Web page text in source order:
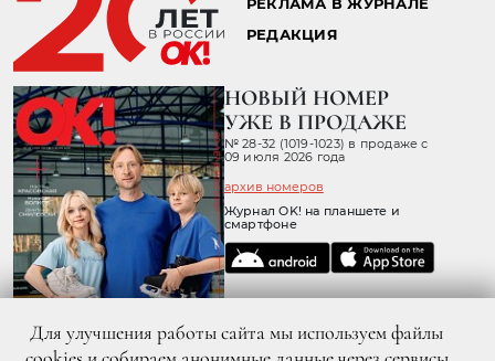
РЕКЛАМА В ЖУРНАЛЕ
РЕДАКЦИЯ
НОВЫЙ НОМЕР
УЖЕ В ПРОДАЖЕ
№ 28-32 (1019-1023) в продаже с
09 июля 2026 года
архив номеров
Журнал OK! на планшете и
смартфоне
Для улучшения работы сайта мы используем файлы